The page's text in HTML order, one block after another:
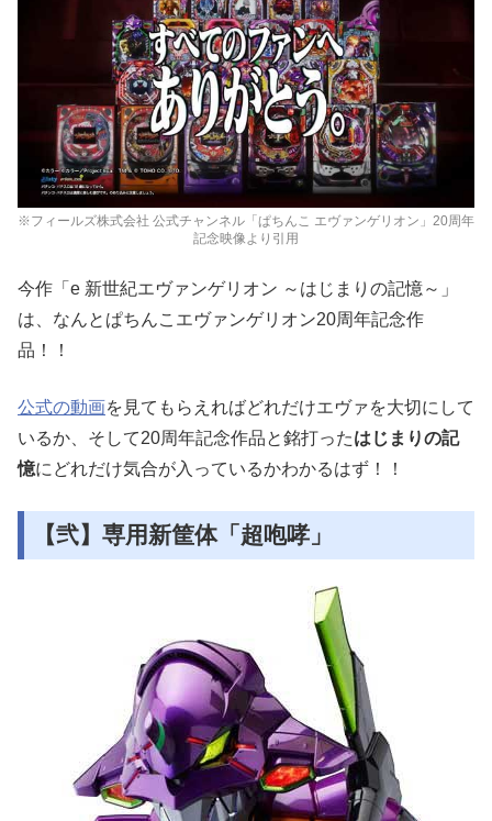
※フィールズ株式会社 公式チャンネル「ぱちんこ エヴァンゲリオン」20周年
記念映像より引用
今作 「e 新世紀エヴァンゲリオン ～はじまりの記憶～」
は、なんとぱちんこエヴァンゲリオン20周年記念作
品！！
公式の動画を見てもらえればどれだけエヴァを大切にして
いるか、そして20周年記念作品と銘打ったはじまりの記
憶にどれだけ気合が入っているかわかるはず！！
【弐】専用新筐体「超咆哮」